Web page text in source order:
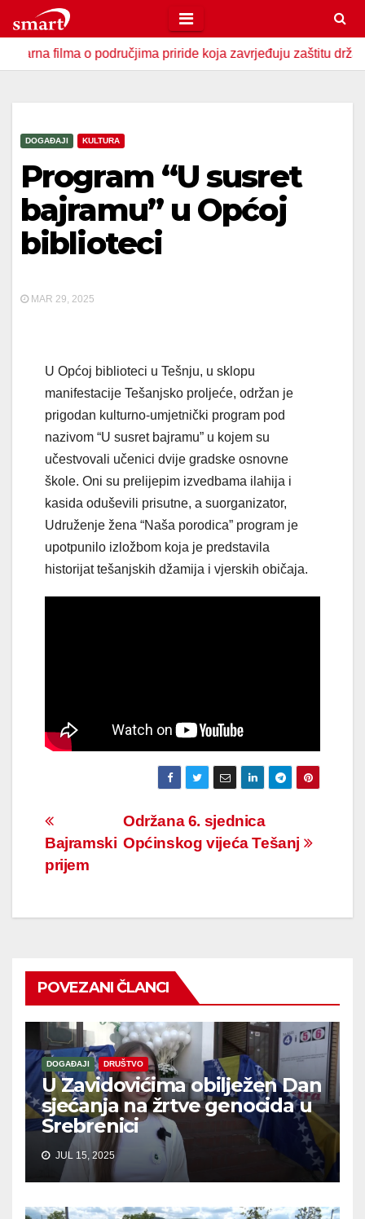
to
contento područjima priride koja zavrjeđuju zaštitu države
DOGAĐAJI KULTURA
Program “U susret
bajramu” u Općoj
biblioteci
MAR 29, 2025
U Općoj biblioteci u Tešnju, u sklopu
manifestacije Tešanjsko proljeće, održan je
prigodan kulturno-umjetnički program pod
nazivom “U susret bajramu” u kojem su
učestvovali učenici dvije gradske osnovne
škole. Oni su prelijepim izvedbama ilahija i
kasida oduševili prisutne, a suorganizator,
Udruženje žena “Naša porodica” program je
upotpunilo izložbom koja je predstavila
historijat tešanjskih džamija i vjerskih običaja.
Navigacija
članaka
Održana 6. sjednica
Općinskog vijeća Tešanj
Bajramski
prijem
POVEZANI ČLANCI
DOGAĐAJI DRUŠTVO
U Zavidovićima obilježen Dan
sjećanja na žrtve genocida u
Srebrenici
JUL 15, 2025